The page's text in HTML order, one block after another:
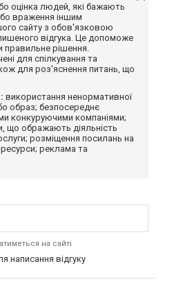
оцінка людей, які бажають
враження іншим
сайту з обов'язковою
відгука. Це допоможе
правильне рішення.
для спілкування та
для роз'яснення питань, що
використання ненормативної
образ; безпосереднє
конкуруючими компаніями;
що ображають діяльність
розміщення посилань на
ресурси; реклама та
на сайті
написання відгуку